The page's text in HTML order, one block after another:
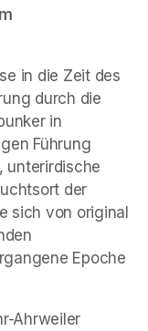
in die Zeit des
durch die
in
Führung
unterirdische
der
sich von original
Epoche
Ahrweiler